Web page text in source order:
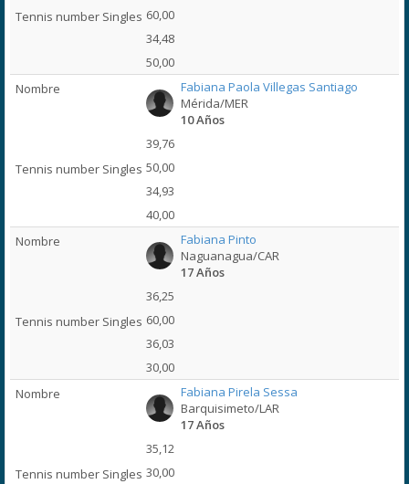
60,00
34,48
50,00
Fabiana Paola Villegas Santiago
Mérida/MER
10 Años
39,76
50,00
34,93
40,00
Fabiana Pinto
Naguanagua/CAR
17 Años
36,25
60,00
36,03
30,00
Fabiana Pirela Sessa
Barquisimeto/LAR
17 Años
35,12
30,00